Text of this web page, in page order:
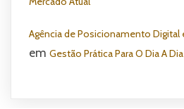
Agência de Posicionamento Digital
em Gestão Prática Para O Dia A